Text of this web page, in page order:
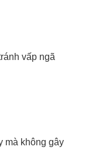
vấp ngã
mà không gây